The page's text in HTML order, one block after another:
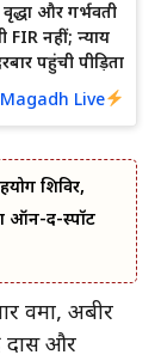
और गर्भवती
नहीं; न्याय
पहुंची पीड़िता
Magadh Live
शिविर,
ऑन-द-स्पॉट
वर्मा, अबीर
दास और